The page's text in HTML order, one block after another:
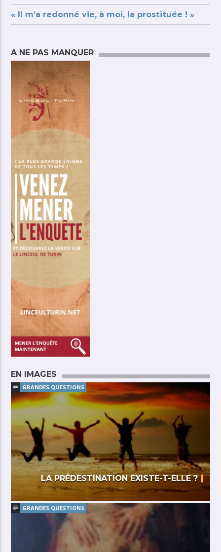
« Il m’a redonné vie, à moi, la prostituée ! »
A NE PAS MANQUER
EN IMAGES
GRANDES QUESTIONS
LA PRÉDESTINATION EXISTE-T-ELLE ?
GRANDES QUESTIONS